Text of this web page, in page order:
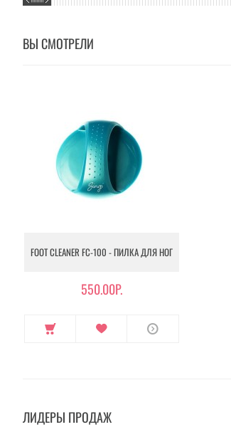
ВЫ СМОТРЕЛИ
FOOT CLEANER FC-100 - ПИЛКА ДЛЯ НОГ
550.00Р.
ЛИДЕРЫ ПРОДАЖ